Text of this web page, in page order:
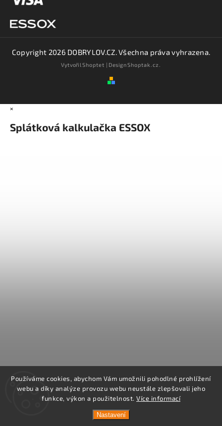
Používáme cookies, abychom Vám umožnili pohodlné prohlížení
webu a díky analýze provozu webu neustále zlepšovali jeho
funkce, výkon a použitelnost. Více informací
Nastavení
Copyright 2026 DOBRYLOV.CZ. Všechna práva vyhrazena.
VytvořilShoptet | DesignShoptak.cz.
×
Splátková kalkulačka ESSOX